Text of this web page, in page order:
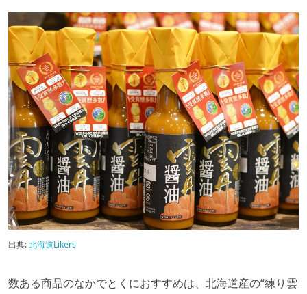
出典:北海道Likers
数ある商品のなかでとくにおすすめは、北海道産の“練り雲